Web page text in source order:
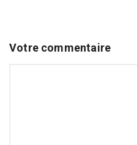
Votre commentaire